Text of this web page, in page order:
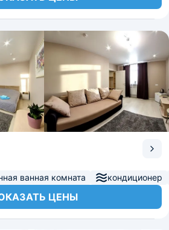
ванная комната кондиционер
ЦЕНЫ